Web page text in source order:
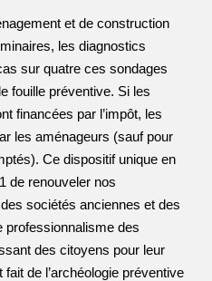
et de construction
les diagnostics
sur quatre ces sondages
fouille préventive. Si les
financées par l’impôt, les
les aménageurs (sauf pour
Ce dispositif unique en
de renouveler nos
sociétés anciennes et des
professionnalisme des
des citoyens pour leur
de l’archéologie préventive